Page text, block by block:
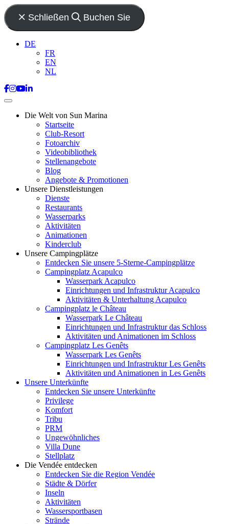
Schließen Buchen Sie
DE
FR
EN
NL
Die Welt von Sun Marina
Startseite
Club-Resort
Fotoarchiv
Videobibliothek
Stellenangebote
Blog
Angebote & Promotionen
Unsere Dienstleistungen
Dienste
Restaurants
Wasserparks
Aktivitäten
Animationen
Kinderclub
Unsere Campingplätze
Entdecken Sie unsere 5-Sterne-Campingplätze
Campingplatz Acapulco
Wasserpark Acapulco
Einrichtungen und Infrastruktur Acapulco
Aktivitäten & Unterhaltung Acapulco
Campingplatz le Château
Wasserpark Le Château
Einrichtungen und Infrastruktur das Schloss
Aktivitäten und Animationen im Schloss
Campingplatz Les Genêts
Wasserpark Les Genêts
Einrichtungen und Infrastruktur Les Genêts
Aktivitäten und Animationen in Les Genêts
Unsere Unterkünfte
Entdecken Sie unsere Unterkünfte
Privilege
Komfort
Tribu
PRM
Ungewöhnliches
Villa Dune
Stellplatz
Die Vendée entdecken
Entdecken Sie die Region Vendée
Städte & Dörfer
Inseln
Aktivitäten
Wassersportbasen
Strände